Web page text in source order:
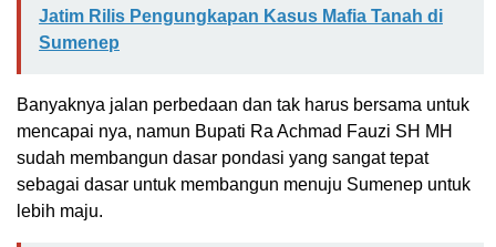
Jatim Rilis Pengungkapan Kasus Mafia Tanah di
Sumenep
Banyaknya jalan perbedaan dan tak harus bersama untuk
mencapai nya, namun Bupati Ra Achmad Fauzi SH MH
sudah membangun dasar pondasi yang sangat tepat
sebagai dasar untuk membangun menuju Sumenep untuk
lebih maju.